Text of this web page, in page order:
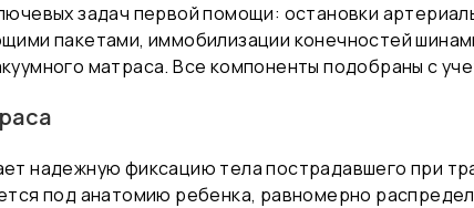
задач первой помощи: остановки
пакетами, иммобилизации конечностей
матраса. Все компоненты подобраны с
надежную фиксацию тела пострадавшего при
под анатомию ребенка, равномерно